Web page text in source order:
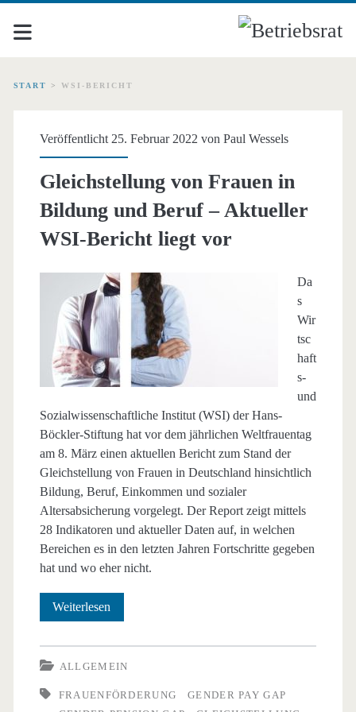
START > WSI-BERICHT
Schlagwort:
<span>WSI-
Bericht</span>
Veröffentlicht 25. Februar 2022 von Paul Wessels
Gleichstellung von Frauen in
Bildung und Beruf – Aktueller
WSI-Bericht liegt vor
Da
s
Wir
tsc
haft
s-
und
Sozialwissenschaftliche Institut (WSI) der Hans-
Böckler-Stiftung hat vor dem jährlichen Weltfrauentag
am 8. März einen aktuellen Bericht zum Stand der
Gleichstellung von Frauen in Deutschland hinsichtlich
Bildung, Beruf, Einkommen und sozialer
Altersabsicherung vorgelegt. Der Report zeigt mittels
28 Indikatoren und aktueller Daten auf, in welchen
Bereichen es in den letzten Jahren Fortschritte gegeben
hat und wo eher nicht.
Weiterlesen
Frauen
in
ALLGEMEIN
FRAUENFÖRDERUNG
GENDER PAY GAP